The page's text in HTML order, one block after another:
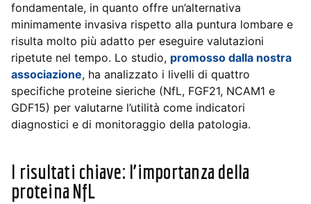
fondamentale, in quanto offre un’alternativa
minimamente invasiva rispetto alla puntura lombare e
risulta molto più adatto per eseguire valutazioni
ripetute nel tempo. Lo studio, promosso dalla nostra
associazione, ha analizzato i livelli di quattro
specifiche proteine sieriche (NfL, FGF21, NCAM1 e
GDF15) per valutarne l’utilità come indicatori
diagnostici e di monitoraggio della patologia.
I risultati chiave: l’importanza della
proteina NfL